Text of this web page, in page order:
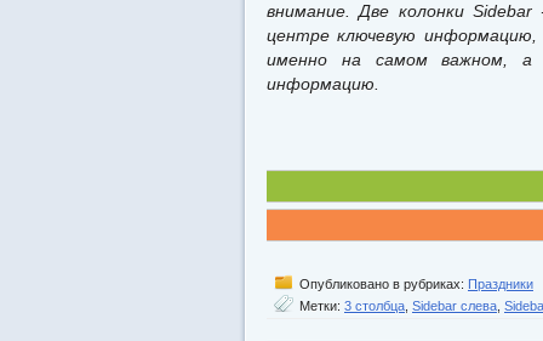
внимание. Две колонки
центре ключевую
именно на самом важном, а
информацию.
Опубликовано в рубриках: Праздники
Метки: 3 столбца Sidebar слева